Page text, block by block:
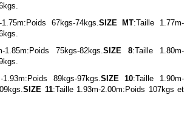
67kgs-74kgs.SIZE MT:Taille 1.77m-
1.85m:Poids 75kgs-82kgs.SIZE 8:Taille 1.80m-
1.93m:Poids 89kgs-97kgs.SIZE 10:Taille 1.90m-
SIZE 11:Taille 1.93m-2.00m:Poids 107kgs et